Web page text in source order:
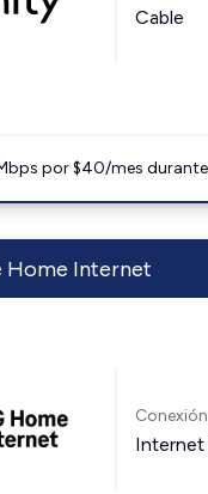
Cable
por $40/mes
Home Internet
Internet